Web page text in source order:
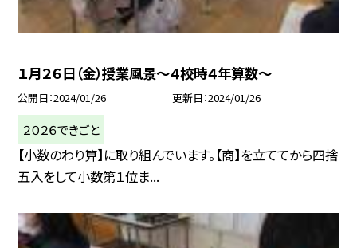
１月２６日（金）授業風景〜４校時４年算数〜
公開日 2024/01/26 更新日 2024/01/26
２０２６できごと
【小数のわり算】に取り組んでいます。【商】を立ててから四捨
五入をして小数第１位ま...